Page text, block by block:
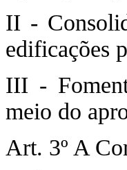
II -
edificações
III -
meio do
Art. 3º A